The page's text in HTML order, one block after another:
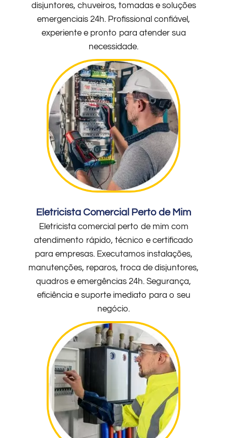
disjuntores, chuveiros, tomadas e soluções
emergenciais 24h. Profissional confiável,
experiente e pronto para atender sua
necessidade.
Eletricista Comercial Perto de Mim
Eletricista comercial perto de mim com
atendimento rápido, técnico e certificado
para empresas. Executamos instalações,
manutenções, reparos, troca de disjuntores,
quadros e emergências 24h. Segurança,
eficiência e suporte imediato para o seu
negócio.